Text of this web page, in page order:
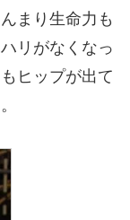
まり生命力も
リがなくなっ
ヒップが出て